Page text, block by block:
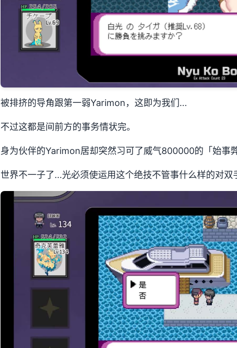
被排挤的导角跟第一弱Yarimon，这即为我们...
不过这都是间前方的事务情状完。
身为伙伴的Yarimon居却突然习可了威气800000的「始事弊
世界不一子了...光必须使运用这个绝技不管事什么样的对